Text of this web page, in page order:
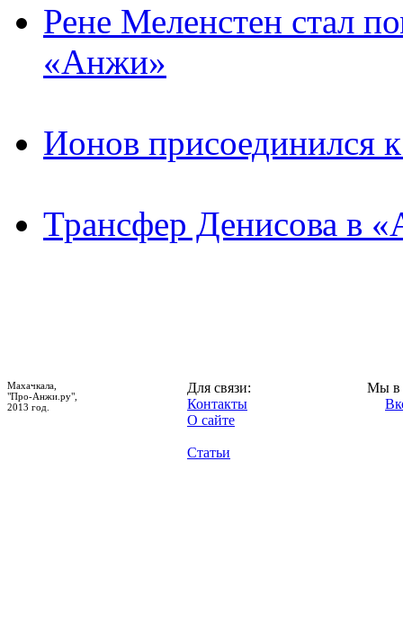
Рене Меленстен стал
«Анжи»
Ионов присоединился
Трансфер Денисова в
Махачкала,
"Про-Анжи.ру",
2013 год.
Для связи:
Контакты
О сайте
Статьи
Мы в